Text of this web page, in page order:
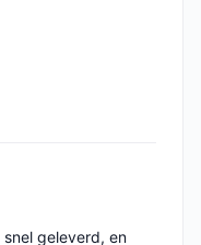
geleverd, en